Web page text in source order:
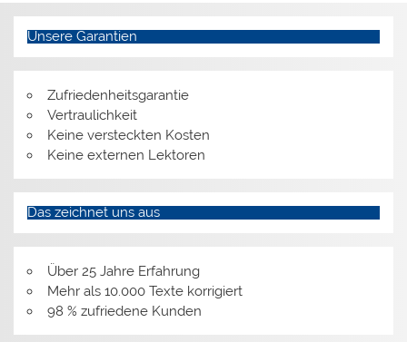
Unsere Garantien
Zufriedenheitsgarantie
Vertraulichkeit
Keine versteckten Kosten
Keine externen Lektoren
Das zeichnet uns aus
Über 25 Jahre Erfahrung
Mehr als 10.000 Texte korrigiert
98 % zufriedene Kunden